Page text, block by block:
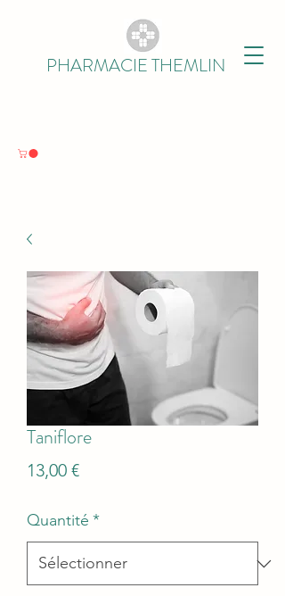
PHARMACIE THEMLIN
Taniflore
13,00 €Prix
Quantité *